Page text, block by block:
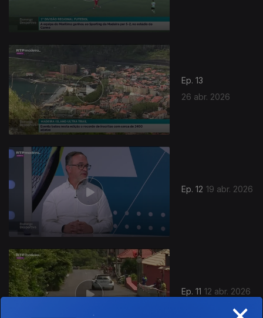
Ep. 13
26 abr. 2026
Ep. 12 19 abr. 2026
Ep. 11 12 abr. 2026
921823